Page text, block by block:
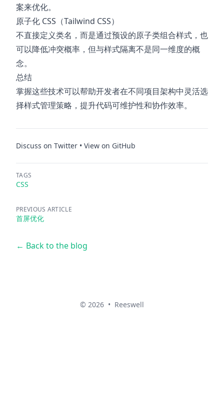
案来优化。
原子化 CSS（Tailwind CSS）
不直接定义类名，而是通过预设的原子类组合样式，也
可以降低冲突概率，但与样式隔离不是同一维度的概
念。
总结
掌握这些技术可以帮助开发者在不同项目架构中灵活选
择样式管理策略，提升代码可维护性和协作效率。
Discuss on Twitter • View on GitHub
TAGS
CSS
PREVIOUS ARTICLE
首屏优化
← Back to the blog
© 2026 • Reeswell